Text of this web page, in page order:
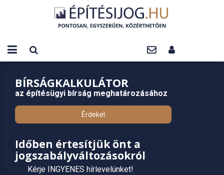
BÍRSÁGKALKULÁTOR
az építésügyi bírság meghatározásához
Érdekel
Időben értesítjük önt a
jogszabályváltozásokról
Kérje INGYENES hírlevelünket!